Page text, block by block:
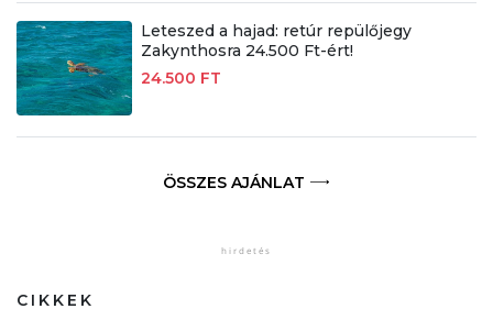
Leteszed a hajad: retúr repülőjegy
Zakynthosra 24.500 Ft-ért!
24.500 FT
ÖSSZES AJÁNLAT
CIKKEK